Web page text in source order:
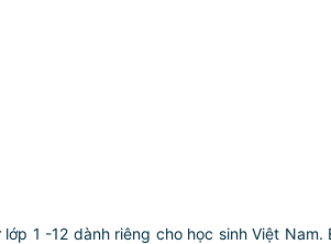
1 -12 dành riêng cho học sinh Việt Nam.